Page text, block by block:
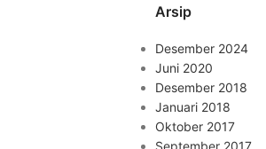
Arsip
Desember 2024
Juni 2020
Desember 2018
Januari 2018
Oktober 2017
September 2017